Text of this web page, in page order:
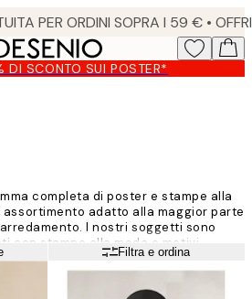
SCONTO SUI POSTER*
completa di poster e stampe alla
assortimento adatto alla maggior parte
I nostri soggetti sono
con stampe alla moda e motivi
cliente possa sempre trovare
personalità. Dai nuovo brio alle
con i poster alla moda di
Filtra e ordina